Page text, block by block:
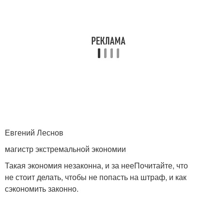
Евгений Леснов
магистр экстремальной экономии
Такая экономия незаконна, и за нееПочитайте, что
не стоит делать, чтобы не попасть на штраф, и как
сэкономить законно.